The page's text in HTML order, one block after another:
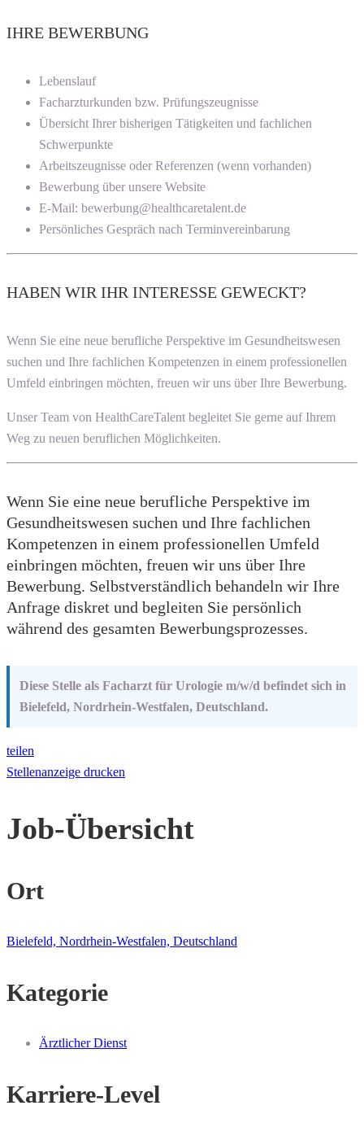
IHRE BEWERBUNG
Lebenslauf
Facharzturkunden bzw. Prüfungszeugnisse
Übersicht Ihrer bisherigen Tätigkeiten und fachlichen
Schwerpunkte
Arbeitszeugnisse oder Referenzen (wenn vorhanden)
Bewerbung über unsere Website
E-Mail: bewerbung@healthcaretalent.de
Persönliches Gespräch nach Terminvereinbarung
HABEN WIR IHR INTERESSE GEWECKT?
Wenn Sie eine neue berufliche Perspektive im Gesundheitswesen
suchen und Ihre fachlichen Kompetenzen in einem professionellen
Umfeld einbringen möchten, freuen wir uns über Ihre Bewerbung.
Unser Team von HealthCareTalent begleitet Sie gerne auf Ihrem
Weg zu neuen beruflichen Möglichkeiten.
Wenn Sie eine neue berufliche Perspektive im
Gesundheitswesen suchen und Ihre fachlichen
Kompetenzen in einem professionellen Umfeld
einbringen möchten, freuen wir uns über Ihre
Bewerbung. Selbstverständlich behandeln wir Ihre
Anfrage diskret und begleiten Sie persönlich
während des gesamten Bewerbungsprozesses.
Diese Stelle als Facharzt für Urologie m/w/d befindet sich in
Bielefeld, Nordrhein-Westfalen, Deutschland.
teilen
Stellenanzeige drucken
Job-Übersicht
Ort
Bielefeld, Nordrhein-Westfalen, Deutschland
Kategorie
Ärztlicher Dienst
Karriere-Level